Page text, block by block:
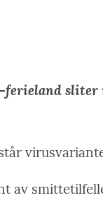
sliter
av